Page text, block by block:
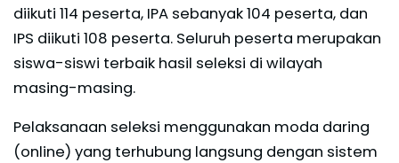
diikuti 114 peserta, IPA sebanyak 104 peserta, dan
IPS diikuti 108 peserta. Seluruh peserta merupakan
siswa-siswi terbaik hasil seleksi di wilayah
masing-masing.
Pelaksanaan seleksi menggunakan moda daring
(online) yang terhubung langsung dengan sistem